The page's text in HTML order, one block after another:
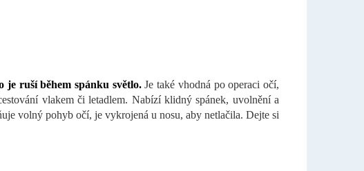
ruší během spánku světlo.Je také vhodná po operaci očí,
vlakem či letadlem. Nabízí klidný spánek, uvolnění a
volný pohyb očí, je vykrojená u nosu, aby netlačila. Dejte si